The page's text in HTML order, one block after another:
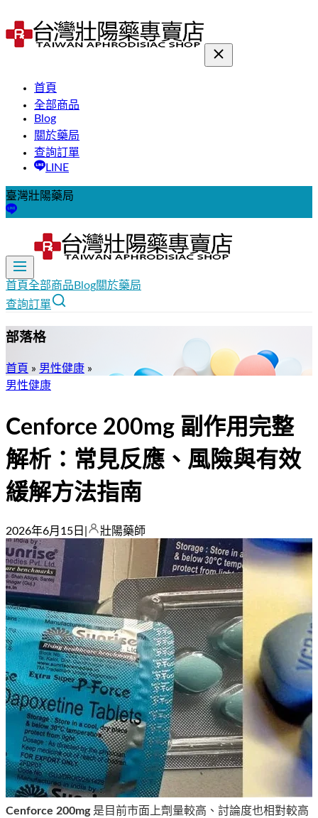
首頁
全部商品
Blog
關於藥局
查詢訂單
LINE
臺灣壯陽藥局
首頁全部商品 Blog關於藥局
查詢訂單
部落格
首頁 » 男性健康 »
男性健康
Cenforce 200mg 副作用完整
解析：常見反應、風險與有效
緩解方法指南
2026年6月15日 壯陽藥師
Cenforce 200mg是目前市面上劑量較高、討論度也相對較高